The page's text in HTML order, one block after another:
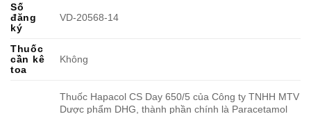
Số
đăng
ký
VD-20568-14
Thuốc
cần kê
toa
Không
Thuốc Hapacol CS Day 650/5 của Công ty TNHH MTV
Dược phẩm DHG, thành phần chính là Paracetamol